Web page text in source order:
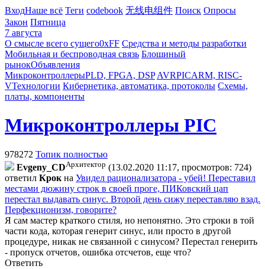
ВходНаше всё Теги codebook 无线电组件 Поиск Опросы
Закон Пятница
7 августа
О смысле всего сущего0xFF Средства и методы разработки
Мобильная и беспроводная связь Блошиный
рынокОбъявления
МикроконтроллерыPLD, FPGA, DSP AVRPICARM, RISC-
VТехнологии Кибернетика, автоматика, протоколы Схемы,
платы, компоненты
Микроконтроллеры PIC
978272 Топик полностью
Evgeny_CDАрхитектор (13.02.2020 11:17, просмотров: 724)
ответил Крок на Увидел рационализатора - убей! Переставил
местами дюжину строк в своей проге, ПИКовский цап
перестал выдавать синус. Второй день сижу переставляю взад.
Перфекционизм, говорите?
Я сам мастер краткого стиля, но непонятно. Это строки в той
части кода, которая генерит синус, или просто в другой
процедуре, никак не связанной с синусом? Перестал генерить
- пропуск отчетов, ошибка отсчетов, еще что?
Ответить